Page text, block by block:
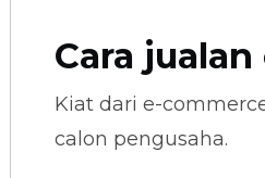
Cara
Kiat dari e-
calon pengusaha.